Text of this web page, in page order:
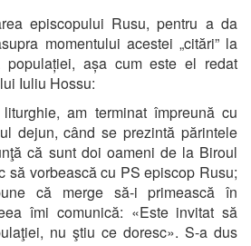
episcopului Rusu, pentru a da
momentului acestei „citări” la
așa cum este el redat
Iuliu Hossu:
am terminat împreună cu
dejun, când se prezintă părintele
că sunt doi oameni de la Biroul
să vorbească cu PS episcop Rusu;
că merge să-i primească în
îmi comunică: «Este invitat să
nu ştiu ce doresc». S-a dus